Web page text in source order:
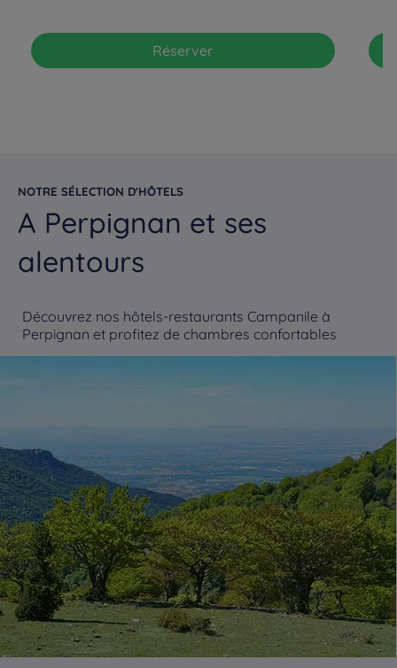
Réserver
NOTRE SÉLECTION D'HÔTELS
A Perpignan et ses
alentours
Découvrez nos hôtels-restaurants Campanile à
Perpignan et profitez de chambres confortables